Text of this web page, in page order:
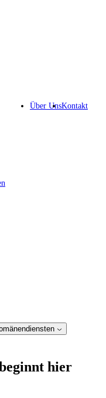
Über UnsKontakt
hier